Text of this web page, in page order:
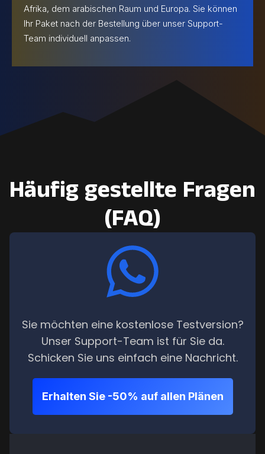
Afrika, dem arabischen Raum und Europa. Sie können
Ihr Paket nach der Bestellung über unser Support-
Team individuell anpassen.
Häufig gestellte Fragen
(FAQ)
Sie möchten eine kostenlose Testversion?
Unser Support-Team ist für Sie da.
Schicken Sie uns einfach eine Nachricht.
Erhalten Sie -50% auf allen Plänen